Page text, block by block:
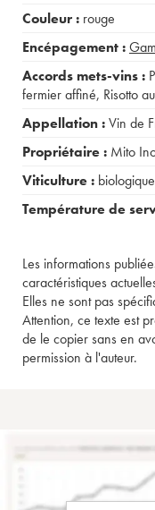
Couleur : rouge
Encépagement :
Accords mets-vins :
fermier affiné, Risotto
Appellation :Vin de
Propriétaire : Mito
Viticulture :
Température de
Les informations
caractéristiques
Elles ne sont pas
Attention, ce texte est
de le copier sans en
permission à l'auteur.